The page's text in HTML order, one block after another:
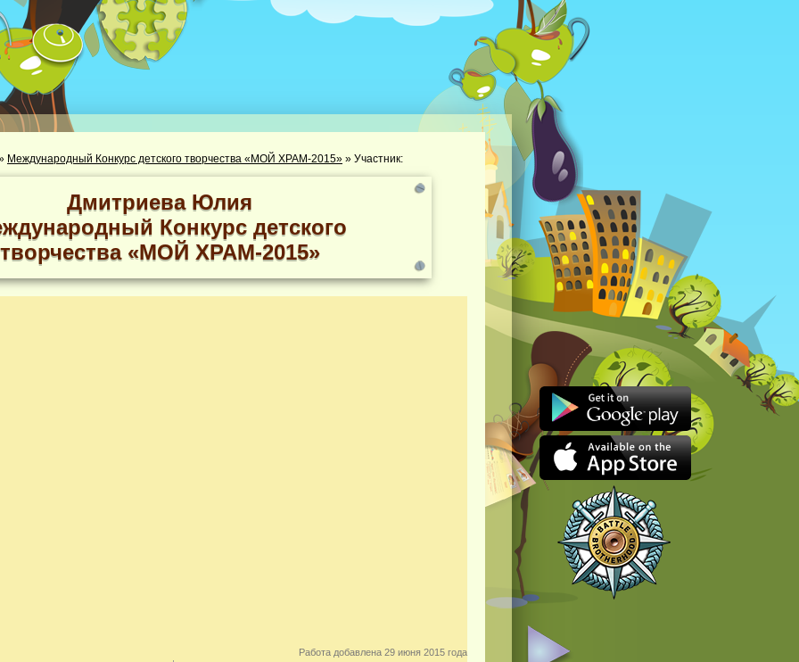
Международный Конкурс детского творчества «МОЙ ХРАМ-2015» »
Дмитриева Юлия
Конкурс детского
творчества «МОЙ ХРАМ-2015»
Работа добавлена 29 июня 2015 года